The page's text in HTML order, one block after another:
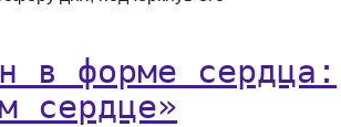
в форме сердца:
сердце»